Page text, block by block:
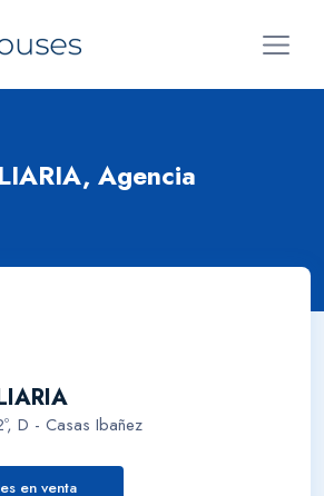
Agencia
D - Casas Ibañez
en venta